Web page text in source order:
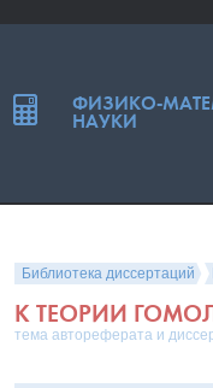
Библиотека диссертаций
К ТЕОРИИ
тема автореферата и
ФИЗИКО-
НАУКИ